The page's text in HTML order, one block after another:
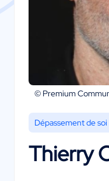
© Premium
Dépassement de soi
Thierry